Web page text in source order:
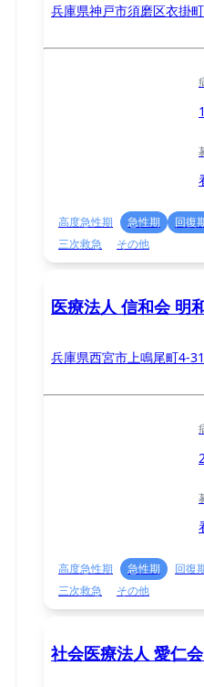
兵庫県神戸市須磨区衣掛
高度急性期 急性期 回復
三次救急
その他
医療法人 信和会 明
兵庫県西宮市上鳴尾町4-31
高度急性期 急性期 回復
三次救急
その他
社会医療法人 愛仁